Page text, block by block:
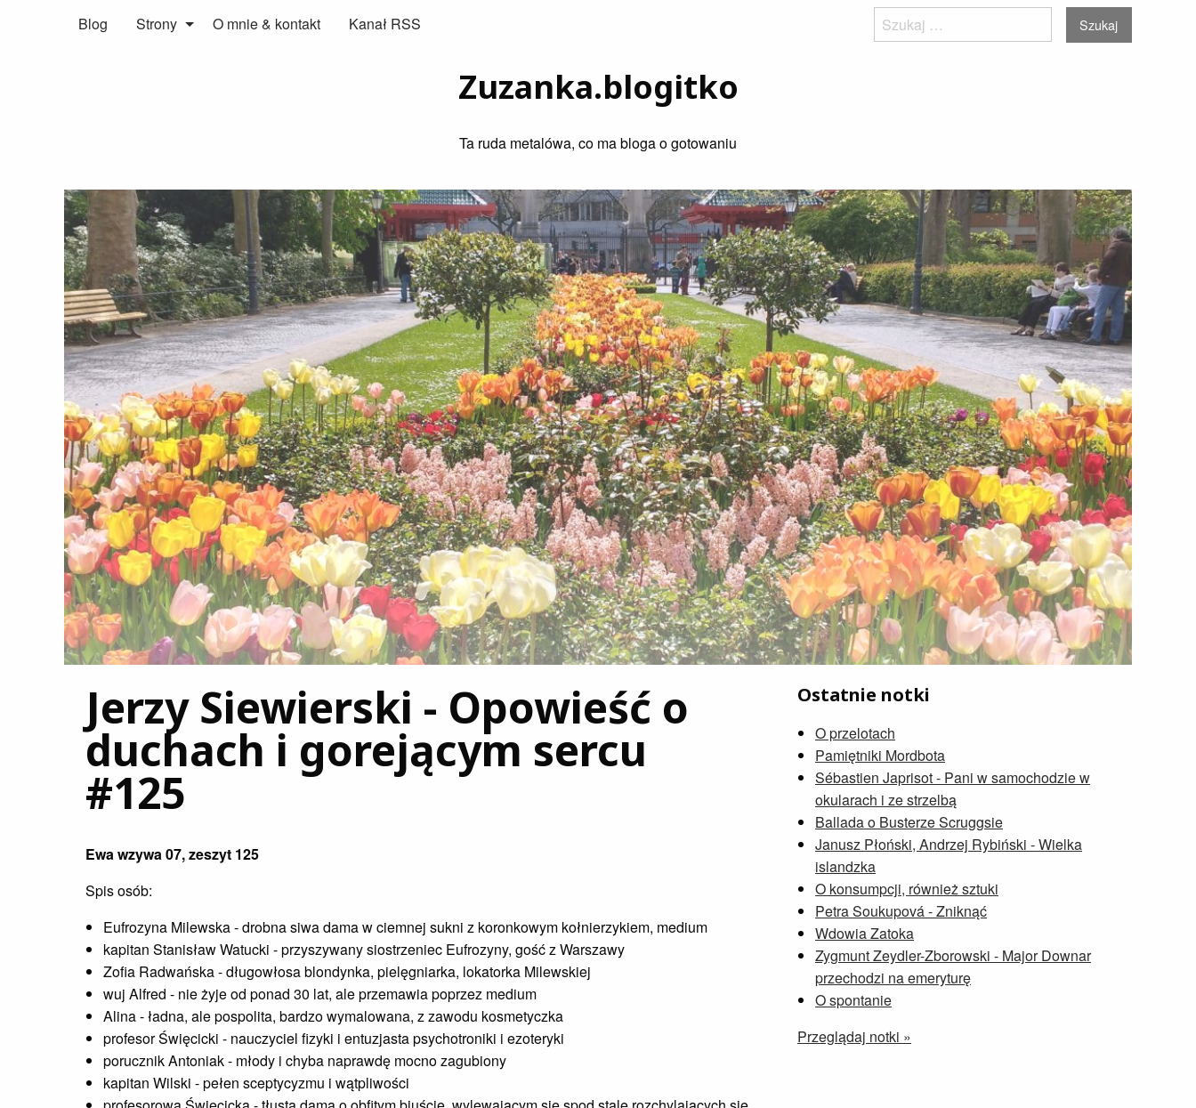
Blog Strony O mnie & kontakt Kanał RSS Szukaj
Zuzanka.blogitko
Ta ruda metalówa, co ma bloga o gotowaniu
Jerzy Siewierski - Opowieść o
duchach i gorejącym sercu
#125
Ewa wzywa 07, zeszyt 125
Spis osób:
Eufrozyna Milewska - drobna siwa dama w ciemnej sukni z koronkowym kołnierzykiem, medium
kapitan Stanisław Watucki - przyszywany siostrzeniec Eufrozyny, gość z Warszawy
Zofia Radwańska - długowłosa blondynka, pielęgniarka, lokatorka Milewskiej
wuj Alfred - nie żyje od ponad 30 lat, ale przemawia poprzez medium
Alina - ładna, ale pospolita, bardzo wymalowana, z zawodu kosmetyczka
profesor Święcicki - nauczyciel fizyki i entuzjasta psychotroniki i ezoteryki
porucznik Antoniak - młody i chyba naprawdę mocno zagubiony
kapitan Wilski - pełen sceptycyzmu i wątpliwości
Ostatnie notki
O przelotach
Pamiętniki Mordbota
Sébastien Japrisot - Pani w samochodzie w
okularach i ze strzelbą
Ballada o Busterze Scruggsie
Janusz Płoński, Andrzej Rybiński - Wielka
islandzka
O konsumpcji, również sztuki
Petra Soukupová - Zniknąć
Wdowia Zatoka
Zygmunt Zeydler-Zborowski - Major Downar
przechodzi na emeryturę
O spontanie
Przeglądaj notki »